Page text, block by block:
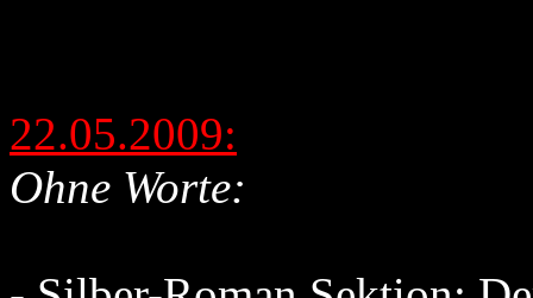
22.05.2009:
Ohne Worte: